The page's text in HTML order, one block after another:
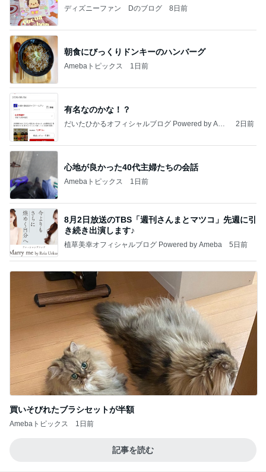
ディズニーファン Dのブログ 8日前
朝食にびっくりドンキーのハンバーグ
Amebaトピックス 1日前
有名なのかな！？
だいたひかるオフィシャルブログ Powered by Ame
2日前
心地が良かった40代主婦たちの会話
Amebaトピックス 1日前
8月2日放送のTBS「週刊さんまとマツコ」先週に引
き続き出演します♪
植草美幸オフィシャルブログ Powered by Ameba 5日前
買いそびれたブラシセットが半額
Amebaトピックス 1日前
記事を読む